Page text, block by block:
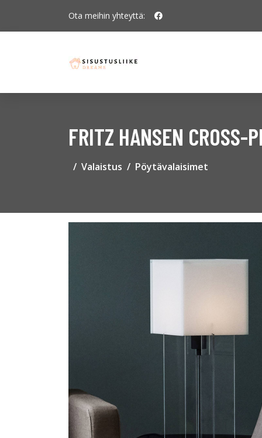
Ota meihin yhteyttä:
FRITZ HANSEN CROSS-
Valaistus Pöytävalaisimet